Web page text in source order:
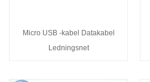
Micro USB -kabel Datakabel
Ledningsnet